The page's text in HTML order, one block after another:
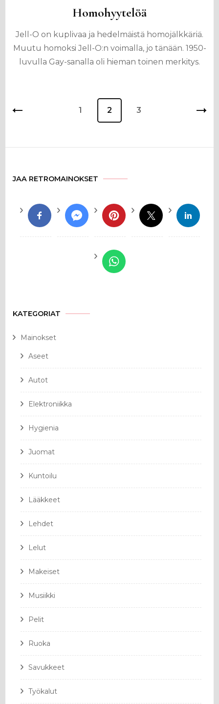
Homohyytelöä
Jell-O on kuplivaa ja hedelmäistä homojälkkäriä.
Muutu homoksi Jell-O:n voimalla, jo tänään. 1950-
luvulla Gay-sanalla oli hieman toinen merkitys.
Sivu
1 Sivu
2 Sivu
3
JAA RETROMAINOKSET
KATEGORIAT
Mainokset
Aseet
Autot
Elektroniikka
Hygienia
Juomat
Kuntoilu
Lääkkeet
Lehdet
Lelut
Makeiset
Musiikki
Pelit
Ruoka
Savukkeet
Työkalut